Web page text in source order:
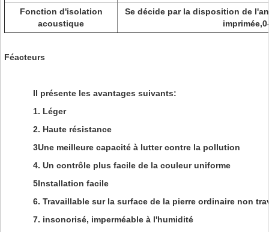
Fonction d'isolation
acoustique
Se décide par la disposition de
Féacteurs
Il présente les avantages suivants:
1. Léger
2. Haute résistance
3Une meilleure capacité à lutter contre la pollution
4. Un contrôle plus facile de la couleur uniforme
5Installation facile
6. Travaillable sur la surface de la pierre ordinaire non
7. insonorisé, imperméable à l'humidité